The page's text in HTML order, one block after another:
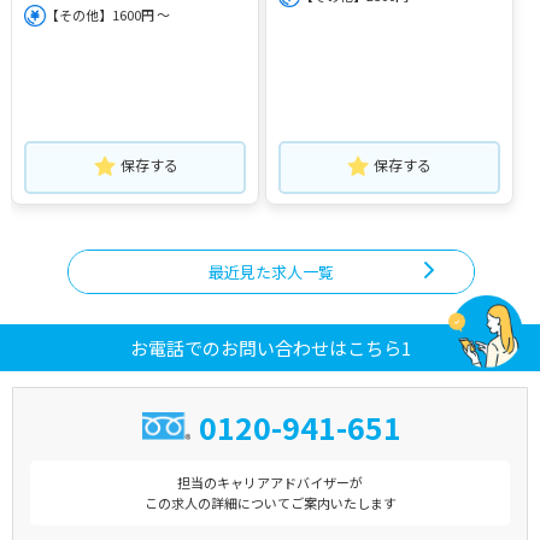
【その他】1600円 ～
保存する 保存する
最近見た求人一覧
お電話でのお問い合わせはこちら1
0120-941-651
担当のキャリアアドバイザーが
この求人の詳細についてご案内いたします